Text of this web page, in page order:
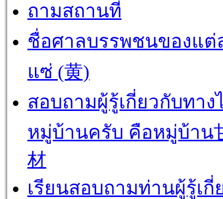
ถามสถานที่
ชื่อศาลบรรพชนของแต่
แซ่ (黄)
สอบถามผู้รู้เกี่ยวกับทาง
หมู่บ้านครับ คือหมู่บ้าน
材
เรียนสอบถามท่านผู้รู้เกี่